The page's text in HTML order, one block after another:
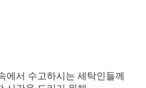
에서 수고하시는 세탁인들께